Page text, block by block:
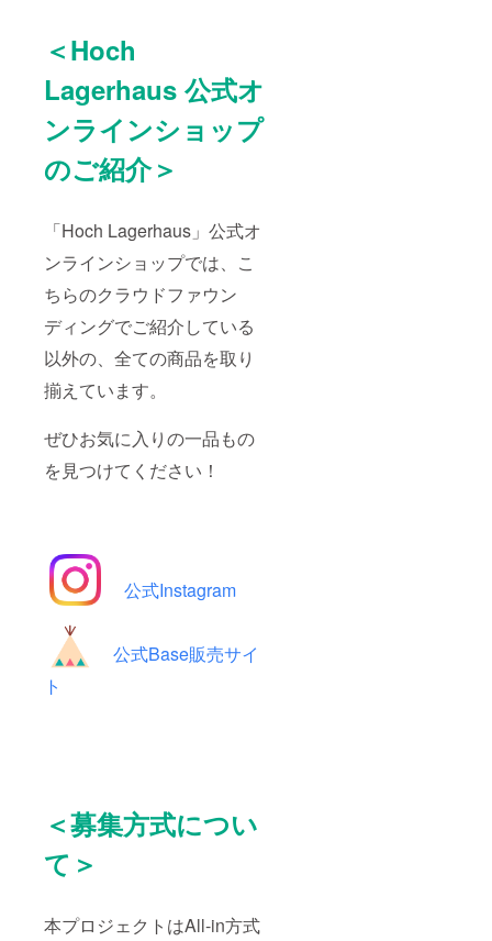
＜Hoch
Lagerhaus 公式オ
ンラインショップ
のご紹介＞
「Hoch Lagerhaus」公式オ
ンラインショップでは、こ
ちらのクラウドファウン
ディングでご紹介している
以外の、全ての商品を取り
揃えています。
ぜひお気に入りの一品もの
を見つけてください！
公式Instagram
公式Base販売サイ
ト
＜募集方式につい
て＞
本プロジェクトはAll-in方式